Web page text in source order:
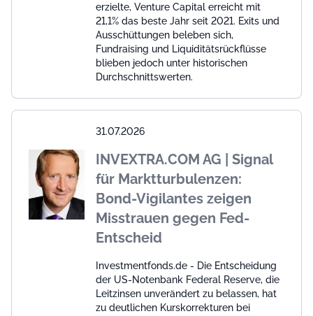
erzielte, Venture Capital erreicht mit
21,1% das beste Jahr seit 2021. Exits und
Ausschüttungen beleben sich,
Fundraising und Liquiditätsrückflüsse
blieben jedoch unter historischen
Durchschnittswerten.
31.07.2026
INVEXTRA.COM AG | Signal
für Marktturbulenzen:
Bond-Vigilantes zeigen
Misstrauen gegen Fed-
Entscheid
Investmentfonds.de - Die Entscheidung
der US-Notenbank Federal Reserve, die
Leitzinsen unverändert zu belassen, hat
zu deutlichen Kurskorrekturen bei